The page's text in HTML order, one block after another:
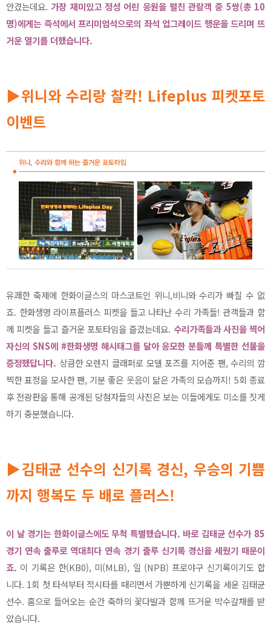
안겼는데요. 가장 재미있고 정성 어린 응원을 펼친 관람객 중 5쌍(총 10
명)에게는 즉석에서 프리미엄석으로의 좌석 업그레이드 행운을 드리며 뜨
거운 열기를 더했습니다.
▶위니와 수리랑 찰칵! Lifeplus 피켓포토
이벤트
유쾌한 축제에 한화이글스의 마스코트인 위니,비니와 수리가 빠질 수 없
죠. 한화생명 라이프플러스 피켓을 들고 나타난 수리 가족들! 관객들과 함
께 피켓을 들고 즐거운 포토타임을 즐겼는데요. 수리가족들과 사진을 찍어
자신의 SNS에 #한화생명 해시태그를 달아 응모한 분들께 특별한 선물을
증정했답니다. 상큼한 오렌지 클래퍼로 모델 포즈를 지어준 팬, 수리의 깜
찍한 표정을 모사한 팬, 기분 좋은 웃음이 닮은 가족의 모습까지! 5회 종료
후 전광판을 통해 공개된 당첨자들의 사진은 보는 이들에게도 미소를 짓게
하기 충분했습니다.
▶김태균 선수의 신기록 경신, 우승의 기쁨
까지 행복도 두 배로 플러스!
이 날 경기는 한화이글스에도 무척 특별했습니다. 바로 김태균 선수가 85
경기 연속 출루로 역대최다 연속 경기 출루 신기록 경신을 세웠기 때문이
죠. 이 기록은 한(KB0), 미(MLB), 일 (NPB) 프로야구 신기록이기도 합
니다. 1회 첫 타석부터 적시타를 때리면서 가뿐하게 신기록을 세운 김태균
선수. 홈으로 들어오는 순간 축하의 꽃다발과 함께 뜨거운 박수갈채를 받
았습니다.